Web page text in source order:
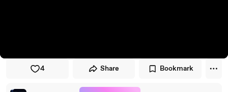
4 Share Bookmark